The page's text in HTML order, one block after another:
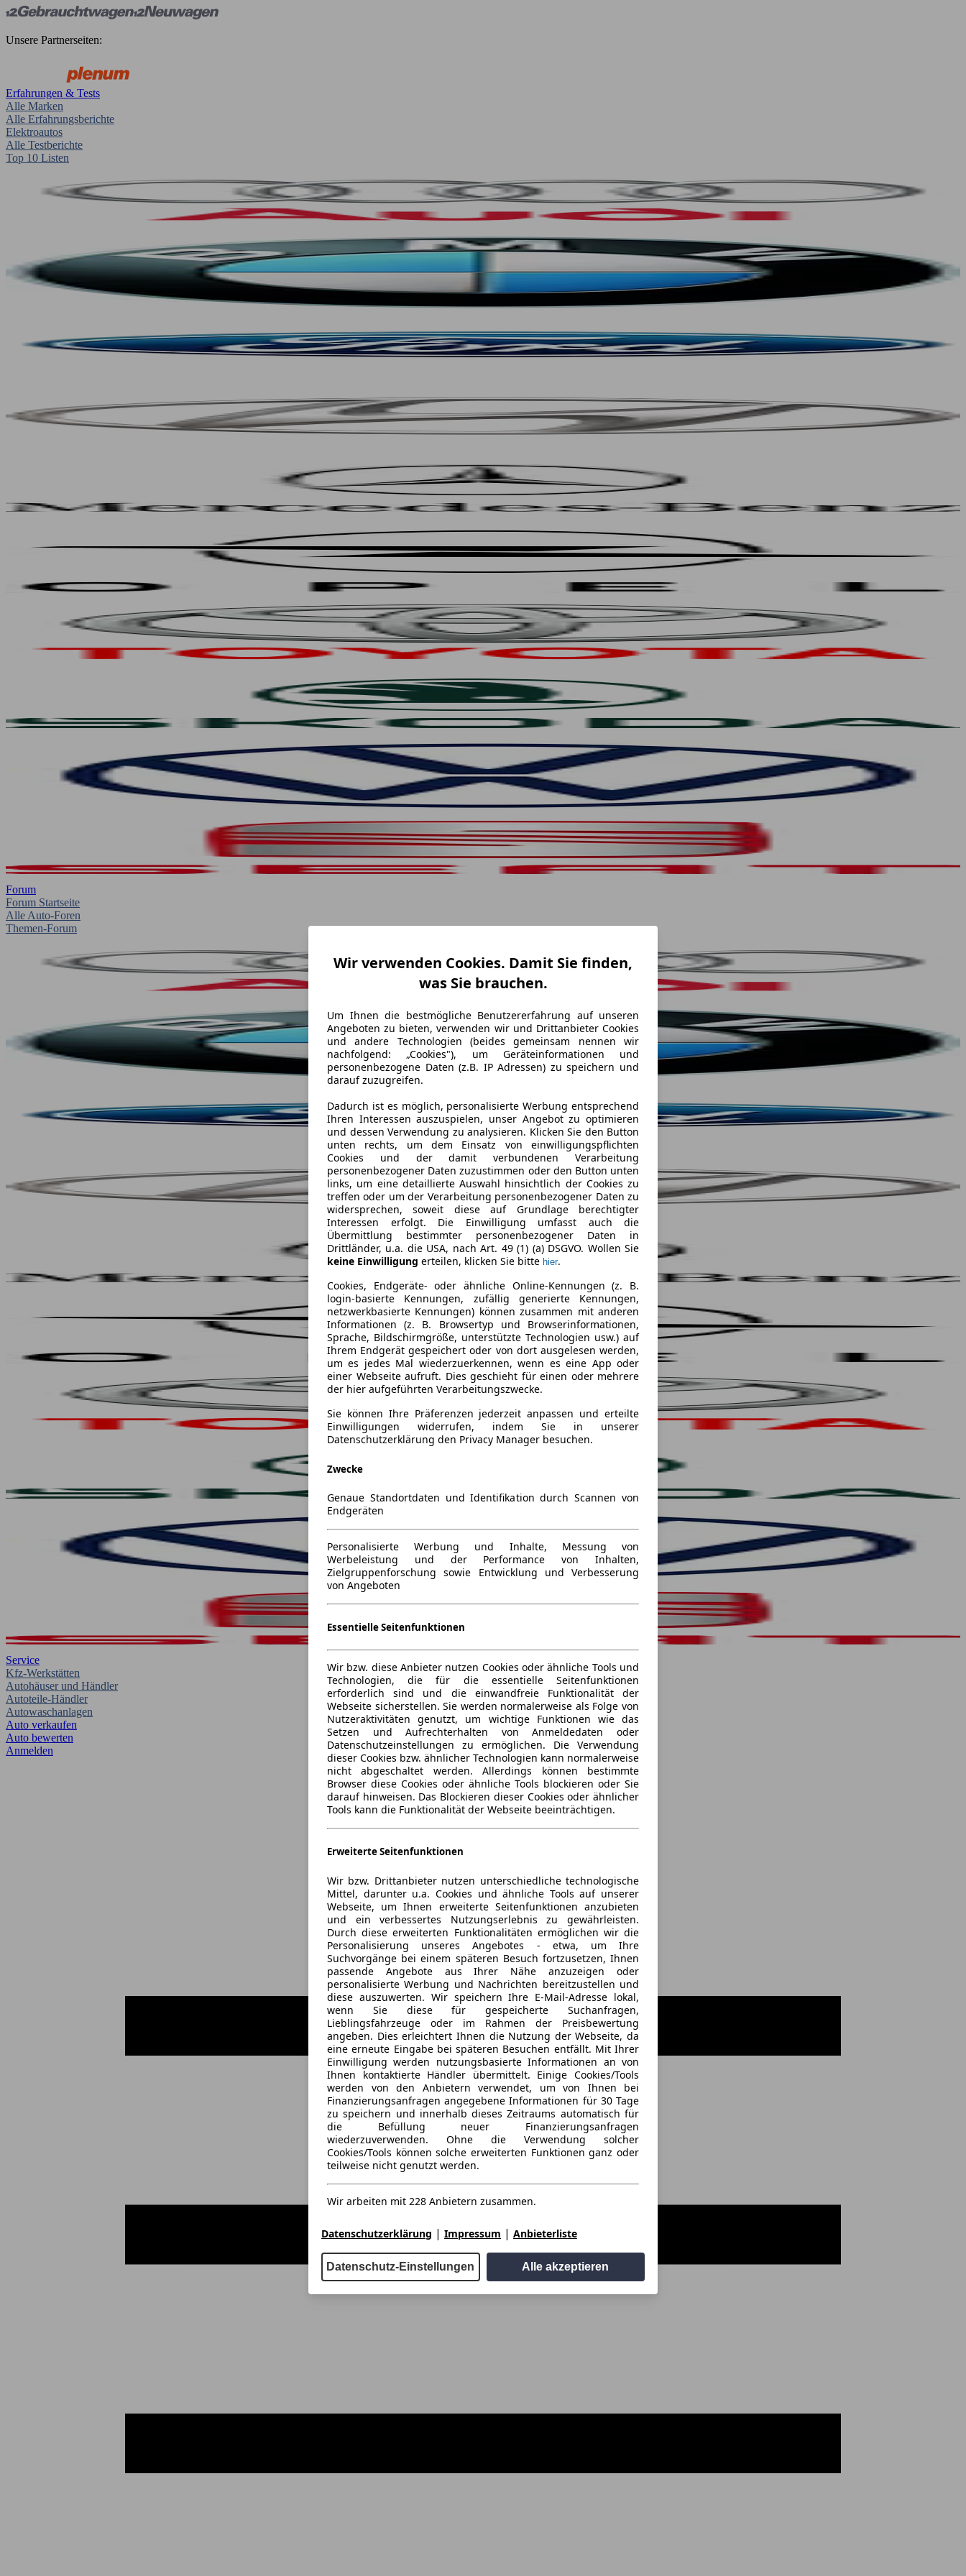
Unsere Partnerseiten:
Wir verwenden Cookies. Damit Sie finden,
was Sie brauchen.
Um Ihnen die bestmögliche Benutzererfahrung auf unseren
Angeboten zu bieten, verwenden wir und Drittanbieter Cookies
und andere Technologien (beides gemeinsam nennen wir
nachfolgend: „Cookies"), um Geräteinformationen und
personenbezogene Daten (z.B. IP Adressen) zu speichern und
darauf zuzugreifen.
Dadurch ist es möglich, personalisierte Werbung entsprechend
Ihren Interessen auszuspielen, unser Angebot zu optimieren
und dessen Verwendung zu analysieren. Klicken Sie den Button
unten rechts, um dem Einsatz von einwilligungspflichten
Cookies und der damit verbundenen Verarbeitung
personenbezogener Daten zuzustimmen oder den Button unten
links, um eine detaillierte Auswahl hinsichtlich der Cookies zu
treffen oder um der Verarbeitung personenbezogener Daten zu
widersprechen, soweit diese auf Grundlage berechtigter
Interessen erfolgt. Die Einwilligung umfasst auch die
Übermittlung bestimmter personenbezogener Daten in
Drittländer, u.a. die USA, nach Art. 49 (1) (a) DSGVO. Wollen Sie
keine Einwilligung erteilen, klicken Sie bitte hier.
Cookies, Endgeräte- oder ähnliche Online-Kennungen (z. B.
login-basierte Kennungen, zufällig generierte Kennungen,
netzwerkbasierte Kennungen) können zusammen mit anderen
Informationen (z. B. Browsertyp und Browserinformationen,
Sprache, Bildschirmgröße, unterstützte Technologien usw.) auf
Ihrem Endgerät gespeichert oder von dort ausgelesen werden,
um es jedes Mal wiederzuerkennen, wenn es eine App oder
einer Webseite aufruft. Dies geschieht für einen oder mehrere
der hier aufgeführten Verarbeitungszwecke.
Sie können Ihre Präferenzen jederzeit anpassen und erteilte
Einwilligungen widerrufen, indem Sie in unserer
Datenschutzerklärung den Privacy Manager besuchen.
Zwecke
Genaue Standortdaten und Identifikation durch Scannen von
Endgeräten
Personalisierte Werbung und Inhalte, Messung von
Werbeleistung und der Performance von Inhalten,
Zielgruppenforschung sowie Entwicklung und Verbesserung
von Angeboten
Essentielle Seitenfunktionen
Wir bzw. diese Anbieter nutzen Cookies oder ähnliche Tools und
Technologien, die für die essentielle Seitenfunktionen
erforderlich sind und die einwandfreie Funktionalität der
Webseite sicherstellen. Sie werden normalerweise als Folge von
Nutzeraktivitäten genutzt, um wichtige Funktionen wie das
Setzen und Aufrechterhalten von Anmeldedaten oder
Datenschutzeinstellungen zu ermöglichen. Die Verwendung
dieser Cookies bzw. ähnlicher Technologien kann normalerweise
nicht abgeschaltet werden. Allerdings können bestimmte
Browser diese Cookies oder ähnliche Tools blockieren oder Sie
darauf hinweisen. Das Blockieren dieser Cookies oder ähnlicher
Tools kann die Funktionalität der Webseite beeinträchtigen.
Erweiterte Seitenfunktionen
Wir bzw. Drittanbieter nutzen unterschiedliche technologische
Mittel, darunter u.a. Cookies und ähnliche Tools auf unserer
Webseite, um Ihnen erweiterte Seitenfunktionen anzubieten
und ein verbessertes Nutzungserlebnis zu gewährleisten.
Durch diese erweiterten Funktionalitäten ermöglichen wir die
Personalisierung unseres Angebotes - etwa, um Ihre
Suchvorgänge bei einem späteren Besuch fortzusetzen, Ihnen
passende Angebote aus Ihrer Nähe anzuzeigen oder
personalisierte Werbung und Nachrichten bereitzustellen und
diese auszuwerten. Wir speichern Ihre E-Mail-Adresse lokal,
wenn Sie diese für gespeicherte Suchanfragen,
Lieblingsfahrzeuge oder im Rahmen der Preisbewertung
angeben. Dies erleichtert Ihnen die Nutzung der Webseite, da
eine erneute Eingabe bei späteren Besuchen entfällt. Mit Ihrer
Einwilligung werden nutzungsbasierte Informationen an von
Ihnen kontaktierte Händler übermittelt. Einige Cookies/Tools
werden von den Anbietern verwendet, um von Ihnen bei
Finanzierungsanfragen angegebene Informationen für 30 Tage
zu speichern und innerhalb dieses Zeitraums automatisch für
die Befüllung neuer Finanzierungsanfragen
wiederzuverwenden. Ohne die Verwendung solcher
Cookies/Tools können solche erweiterten Funktionen ganz oder
teilweise nicht genutzt werden.
Wir arbeiten mit 228 Anbietern zusammen.
Datenschutzerklärung | Impressum | Anbieterliste
Datenschutz-Einstellungen Alle akzeptieren
Erfahrungen & Tests
Alle Marken
Alle Erfahrungsberichte
Elektroautos
Alle Testberichte
Top 10 Listen
Forum
Forum Startseite
Alle Auto-Foren
Themen-Forum
Service
Kfz-Werkstätten
Autohäuser und Händler
Autoteile-Händler
Autowaschanlagen
Auto verkaufen
Auto bewerten
Anmelden